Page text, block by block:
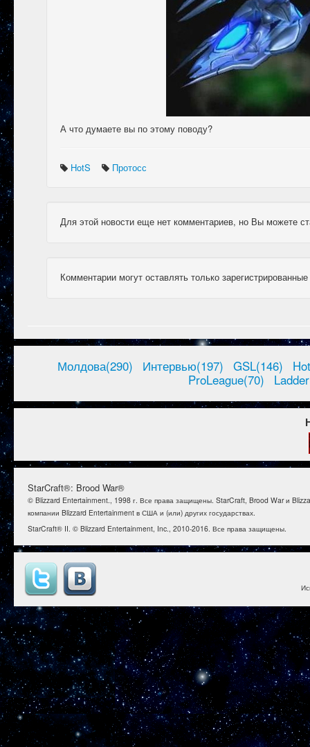
А что думаете вы по этому поводу?
HotS Протосс
Для этой новости еще нет комментариев, но Вы можете
Комментарии могут оставлять только
Молдова(290) Интервью(197) GSL(146)
ProLeague(70)
StarCraft®: Brood War®
© Blizzard Entertainment., 1998 г. Все права защищены. StarCraft, Brood War и
компании Blizzard Entertainment в США и (или) других государствах.
StarCraft® II. © Blizzard Entertainment, Inc., 2010-2016. Все права защищены.